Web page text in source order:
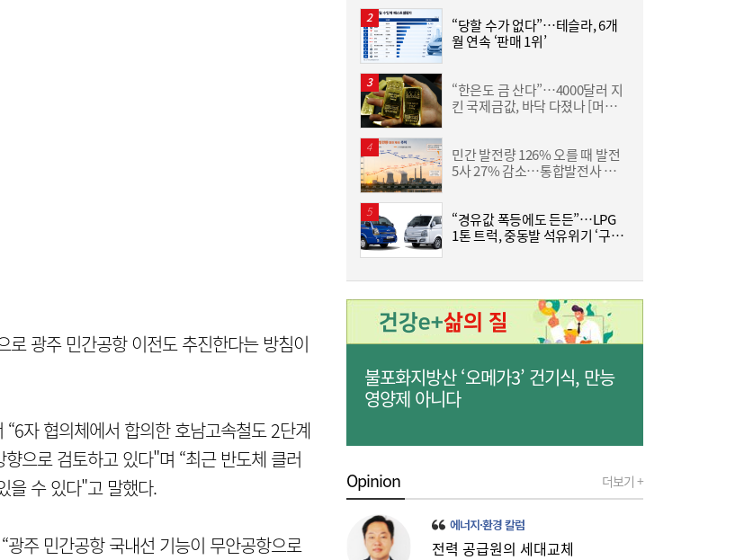
광주 민간공항 이전도 추진한다는 방침이
자 협의체에서 합의한 호남고속철도 2단계
으로 검토하고 있다"며 “최근 반도체 클러
을 수 있다"고 말했다.
주 민간공항 국내선 기능이 무안공항으로
14:31
‘최고 연 10%’ 토스뱅크, ‘키워봐요 31일적
금’ 출시
14:30
국고채 담합, 역대급 과징금 15조 예고 왜?…
“당할 수가 없다”…테슬라, 6개
월 연속 ‘판매 1위’
“한은도 금 산다”…4000달러 지
킨 국제금값, 바닥 다졌나 [머니
민간 발전량 126% 오를 때 발전
5사 27% 감소…통합발전사 출
“경유값 폭등에도 든든”…LPG
1톤 트럭, 중동발 석유위기 ‘구원
불포화지방산 ‘오메가3’ 건기식, 만능
영양제 아니다
Opinion 더보기 +
에너지·환경 칼럼
전력 공급원의 세대교체